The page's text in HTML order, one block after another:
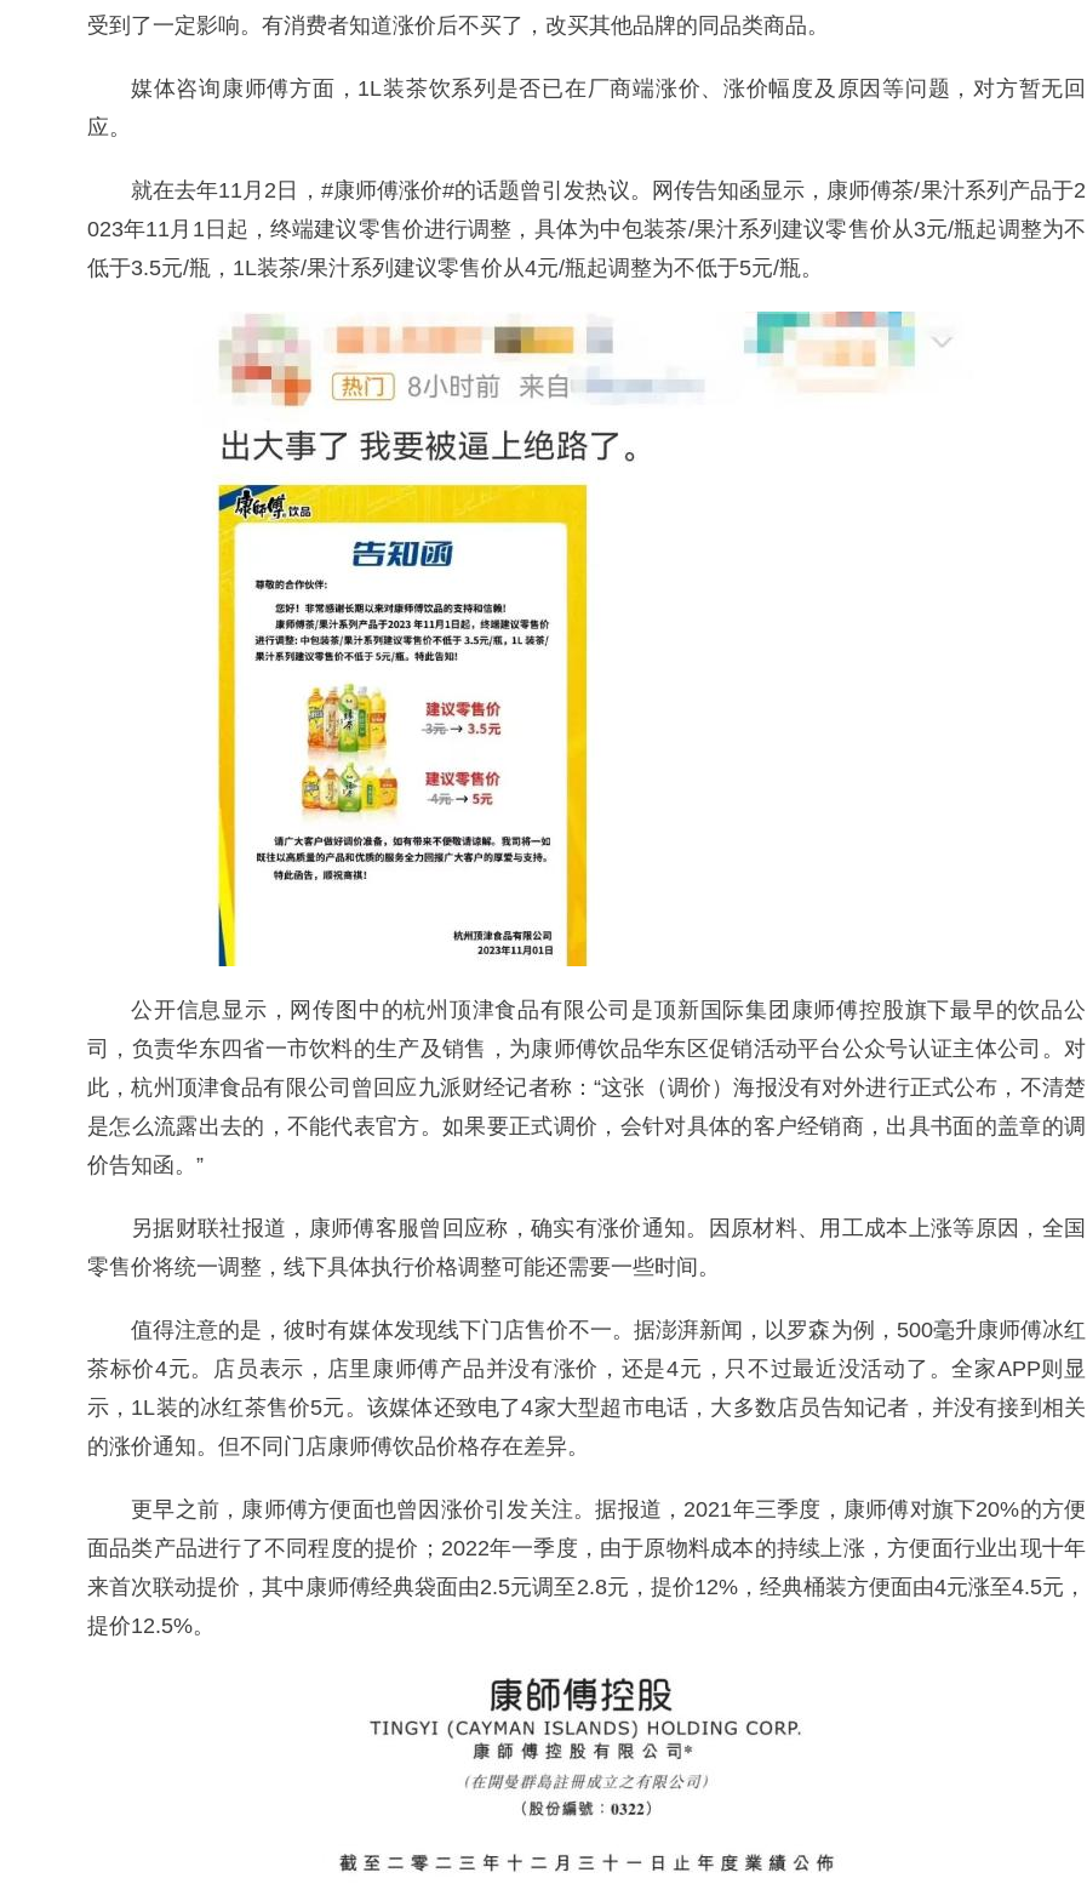
受到了一定影响。有消费者知道涨价后不买了，改买其他品牌的同品类商品。
媒体咨询康师傅方面，1L装茶饮系列是否已在厂商端涨价、涨价幅度及原因等问题，对方暂无回
应。
就在去年11月2日，#康师傅涨价#的话题曾引发热议。网传告知函显示，康师傅茶/果汁系列产品于2
023年11月1日起，终端建议零售价进行调整，具体为中包装茶/果汁系列建议零售价从3元/瓶起调整为不
低于3.5元/瓶，1L装茶/果汁系列建议零售价从4元/瓶起调整为不低于5元/瓶。
公开信息显示，网传图中的杭州顶津食品有限公司是顶新国际集团康师傅控股旗下最早的饮品公
司，负责华东四省一市饮料的生产及销售，为康师傅饮品华东区促销活动平台公众号认证主体公司。对
此，杭州顶津食品有限公司曾回应九派财经记者称：“这张（调价）海报没有对外进行正式公布，不清楚
是怎么流露出去的，不能代表官方。如果要正式调价，会针对具体的客户经销商，出具书面的盖章的调
价告知函。”
另据财联社报道，康师傅客服曾回应称，确实有涨价通知。因原材料、用工成本上涨等原因，全国
零售价将统一调整，线下具体执行价格调整可能还需要一些时间。
值得注意的是，彼时有媒体发现线下门店售价不一。据澎湃新闻，以罗森为例，500毫升康师傅冰红
茶标价4元。店员表示，店里康师傅产品并没有涨价，还是4元，只不过最近没活动了。全家APP则显
示，1L装的冰红茶售价5元。该媒体还致电了4家大型超市电话，大多数店员告知记者，并没有接到相关
的涨价通知。但不同门店康师傅饮品价格存在差异。
更早之前，康师傅方便面也曾因涨价引发关注。据报道，2021年三季度，康师傅对旗下20%的方便
面品类产品进行了不同程度的提价；2022年一季度，由于原物料成本的持续上涨，方便面行业出现十年
来首次联动提价，其中康师傅经典袋面由2.5元调至2.8元，提价12%，经典桶装方便面由4元涨至4.5元，
提价12.5%。